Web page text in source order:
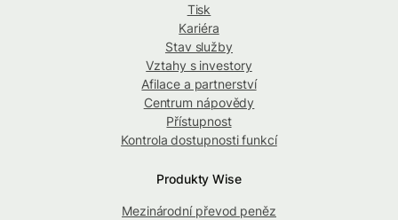
Tisk
Kariéra
Stav služby
Vztahy s investory
Afilace a partnerství
Centrum nápovědy
Přístupnost
Kontrola dostupnosti funkcí
Produkty Wise
Mezinárodní převod peněz